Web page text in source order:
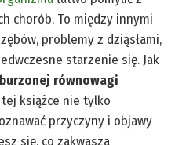
chorób. To między innymi
problemy z dziąsłami,
starzenie się. Jak
równowagi
tej książce nie tylko
przyczyny i objawy